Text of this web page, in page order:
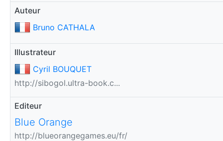
Auteur
Bruno CATHALA
Illustrateur
Cyril BOUQUET
http://sibogol.ultra-book.c...
Editeur
Blue Orange
http://blueorangegames.eu/fr/